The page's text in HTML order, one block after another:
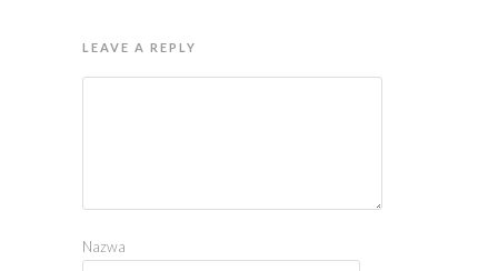
LEAVE A REPLY
Nazwa